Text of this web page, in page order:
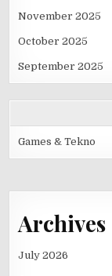
November 2025
October 2025
September 2025
Games & Tekno
Archives
July 2026